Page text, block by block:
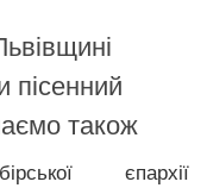
пісенний
також
єпархії